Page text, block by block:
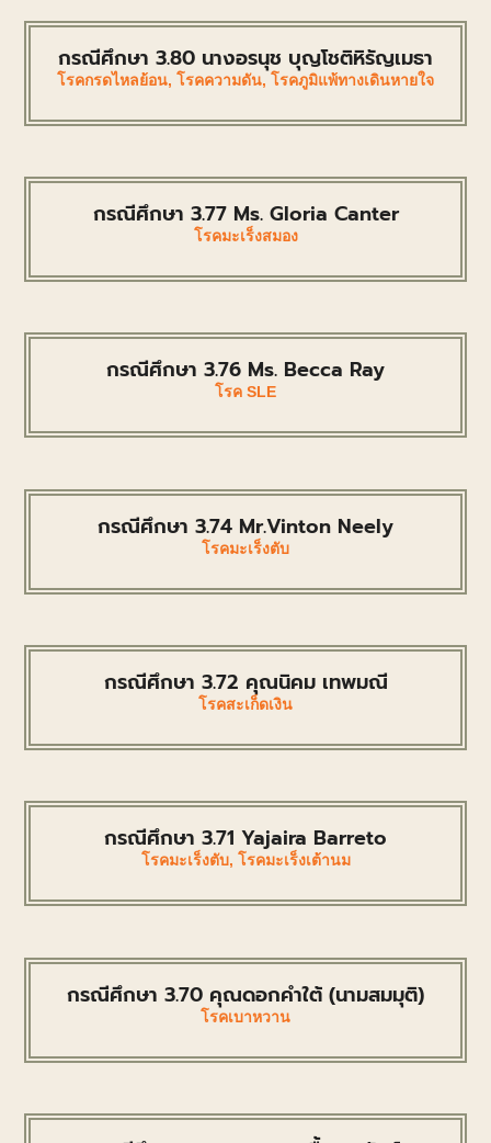
กรณีศึกษา 3.80 นางอรนุช บุญโชติหิรัญเมธา
โรคกรดไหลย้อน, โรคความดัน, โรคภูมิแพ้ทางเดินหายใจ
กรณีศึกษา 3.77 Ms. Gloria Canter
โรคมะเร็งสมอง
กรณีศึกษา 3.76 Ms. Becca Ray
โรค SLE
กรณีศึกษา 3.74 Mr.Vinton Neely
โรคมะเร็งตับ
กรณีศึกษา 3.72 คุณนิคม เทพมณี
โรคสะเก็ดเงิน
กรณีศึกษา 3.71 Yajaira Barreto
โรคมะเร็งตับ, โรคมะเร็งเต้านม
กรณีศึกษา 3.70 คุณดอกคำใต้ (นามสมมุติ)
โรคเบาหวาน